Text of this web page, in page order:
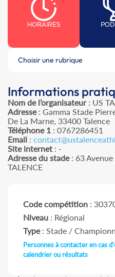
HORAIRES
Choisir une rubrique
Informations
Nom de l’organisateur: US
Adresse: Gamma Stade
De La Marne, 33400 Talence
Téléphone 1 : 0767286451
Email :
Site internet : -
Adresse du stade: 63 Avenue
TALENCE
Code compétition :
Niveau : Régional
Type: Stade /
Personnes à contacter en cas
calendrier ou résultats